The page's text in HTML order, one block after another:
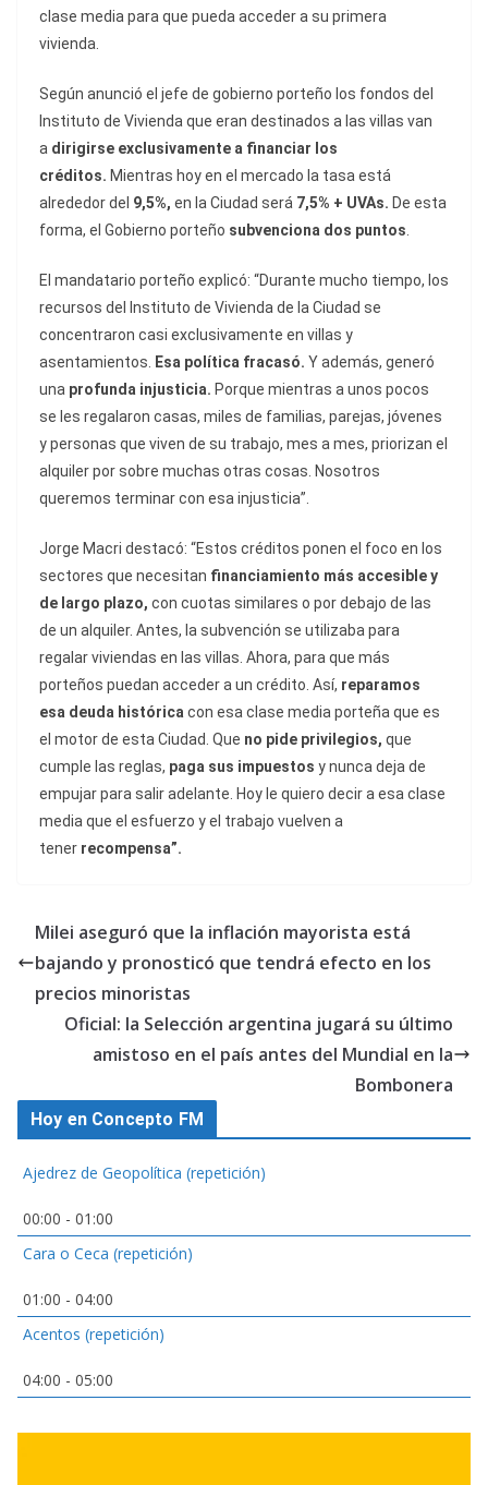
clase media para que pueda acceder a su primera
vivienda.
Según anunció el jefe de gobierno porteño los fondos del
Instituto de Vivienda que eran destinados a las villas van
a dirigirse exclusivamente a financiar los
créditos. Mientras hoy en el mercado la tasa está
alrededor del 9,5%, en la Ciudad será 7,5% + UVAs. De esta
forma, el Gobierno porteño subvenciona dos puntos.
El mandatario porteño explicó: “Durante mucho tiempo, los
recursos del Instituto de Vivienda de la Ciudad se
concentraron casi exclusivamente en villas y
asentamientos. Esa política fracasó. Y además, generó
una profunda injusticia. Porque mientras a unos pocos
se les regalaron casas, miles de familias, parejas, jóvenes
y personas que viven de su trabajo, mes a mes, priorizan el
alquiler por sobre muchas otras cosas. Nosotros
queremos terminar con esa injusticia”.
Jorge Macri destacó: “Estos créditos ponen el foco en los
sectores que necesitan financiamiento más accesible y
de largo plazo, con cuotas similares o por debajo de las
de un alquiler. Antes, la subvención se utilizaba para
regalar viviendas en las villas. Ahora, para que más
porteños puedan acceder a un crédito. Así, reparamos
esa deuda históricacon esa clase media porteña que es
el motor de esta Ciudad. Que no pide privilegios, que
cumple las reglas, paga sus impuestos y nunca deja de
empujar para salir adelante. Hoy le quiero decir a esa clase
media que el esfuerzo y el trabajo vuelven a
tener recompensa”.
Milei aseguró que la inflación mayorista está
bajando y pronosticó que tendrá efecto en los
precios minoristas
Oficial: la Selección argentina jugará su último
amistoso en el país antes del Mundial en la
Bombonera
Hoy en Concepto FM
Ajedrez de Geopolítica (repetición)
00:00 - 01:00
Cara o Ceca (repetición)
01:00 - 04:00
Acentos (repetición)
04:00 - 05:00